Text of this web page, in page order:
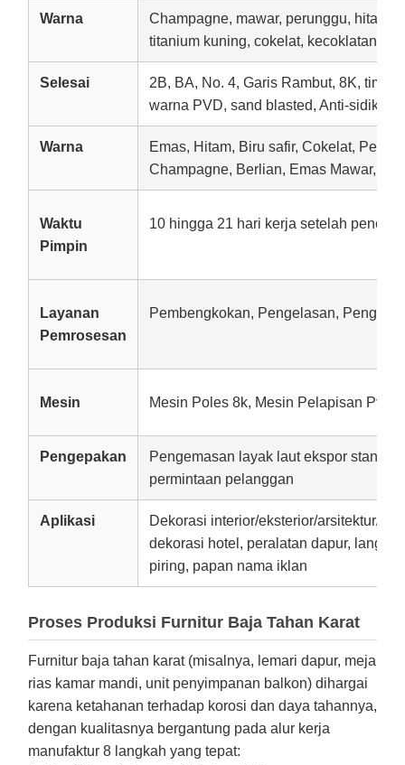
Warna
Champagne, mawar, perunggu, hitam
titanium kuning, cokelat, kecoklatan
Selesai
2B, BA, No. 4, Garis Rambut, 8K,
warna PVD, sand blasted, Anti-sidik jari
Warna
Emas, Hitam, Biru safir, Cokelat,
Champagne, Berlian, Emas Mawar,
Waktu
Pimpin
10 hingga 21 hari kerja setelah
Layanan
Pemrosesan
Pembengkokan, Pengelasan,
Mesin Mesin Poles 8k, Mesin Pelapisan Pvd.
Pengepakan
Pengemasan layak laut ekspor
permintaan pelanggan
Aplikasi
Dekorasi interior/eksterior/arsitektur/
dekorasi hotel, peralatan dapur, langit-
piring, papan nama iklan
Proses Produksi Furnitur Baja Tahan Karat
Furnitur baja tahan karat (misalnya, lemari dapur, meja
rias kamar mandi, unit penyimpanan balkon) dihargai
karena ketahanan terhadap korosi dan daya tahannya,
dengan kualitasnya bergantung pada alur kerja
manufaktur 8 langkah yang tepat: